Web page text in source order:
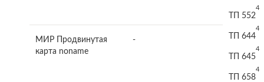
ТП 552
4
ТП 644
4
ТП 645
4
ТП 658
4
МИР Продвинутая
карта noname
-